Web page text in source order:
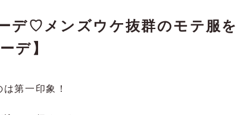
デ♡メンズウケ抜群のモテ服を
デ】
第一印象！